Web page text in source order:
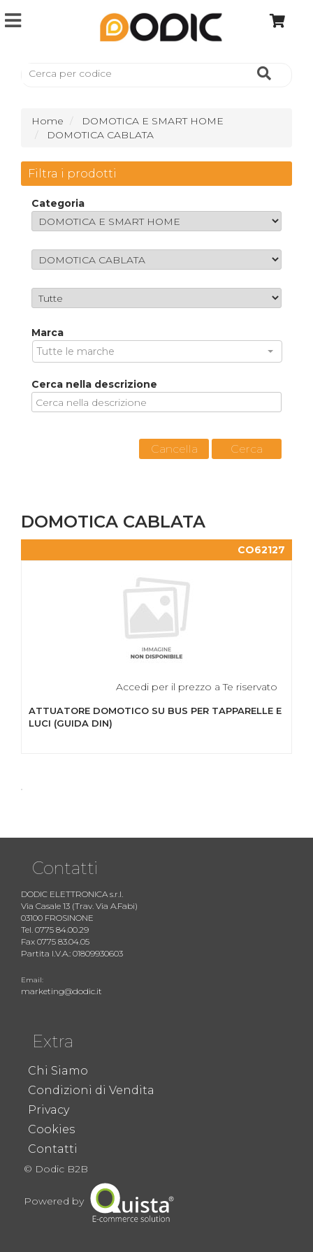
Home
DOMOTICA E SMART HOME
DOMOTICA CABLATA
Filtra i prodotti
Categoria
Marca
Tutte le marche
Cerca nella descrizione
Cancella Cerca
DOMOTICA CABLATA
CO62127
Accedi per il prezzo a Te riservato
ATTUATORE DOMOTICO SU BUS PER TAPPARELLE E
LUCI (GUIDA DIN)
Contatti
DODIC ELETTRONICA s.r.l.
Via Casale 13 (Trav. Via A.Fabi)
03100 FROSINONE
Tel. 0775 84.00.29
Fax 0775 83.04.05
Partita I.V.A.: 01809930603
Email:
marketing@dodic.it
Extra
Chi Siamo
Condizioni di Vendita
Privacy
Cookies
Contatti
© Dodic B2B
Powered by